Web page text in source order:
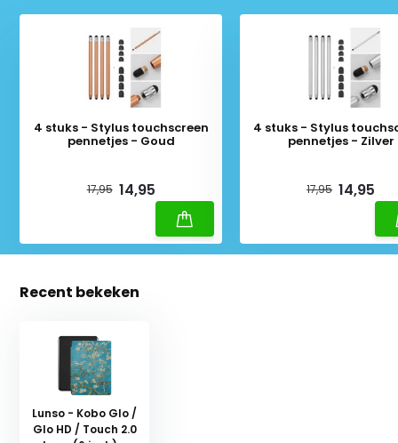
4 stuks - Stylus touchscreen
pennetjes - Goud
17,95 14,95
4 stuks - Stylus
pennetjes - Zilver
17,95 14,95
Recent bekeken
Lunso - Kobo Glo /
Glo HD / Touch 2.0